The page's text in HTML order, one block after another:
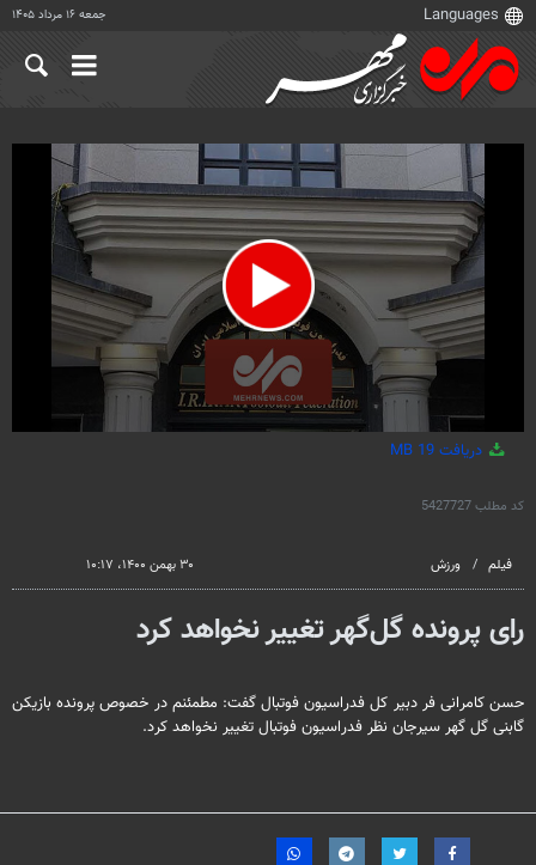
جمعه ۱۶ مرداد ۱۴۰۵
0 دریافت 19 MB
کد مطلب5427727
فیلم ورزش ۳۰ بهمن ۱۴۰۰، ۱۰:۱۷
رای پرونده گل‌گهر تغییر نخواهد کرد
حسن کامرانی فر دبیر کل فدراسیون فوتبال گفت: مطمئنم در خصوص پرونده بازیکن
گابنی گل گهر سیرجان نظر فدراسیون فوتبال تغییر نخواهد کرد.